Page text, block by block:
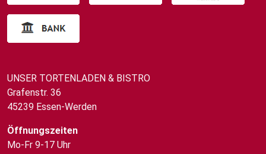
UNSER TORTENLADEN & BISTRO
Grafenstr. 36
45239 Essen-Werden
Öffnungszeiten
Mo-Fr 9-17 Uhr